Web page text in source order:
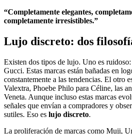
“Completamente elegantes,
completamente irresistibles.”
Lujo discreto: dos
Existen dos tipos de lujo. Uno es
Gucci. Estas marcas están bañadas en
constantemente a las tendencias. El otro
Valextra, Phoebe Philo para Céline, las
Veneta. Aunque incluso estas marcas
señales que envían a compradores y
sutiles. Eso es lujo discreto.
La proliferación de marcas como Muji,